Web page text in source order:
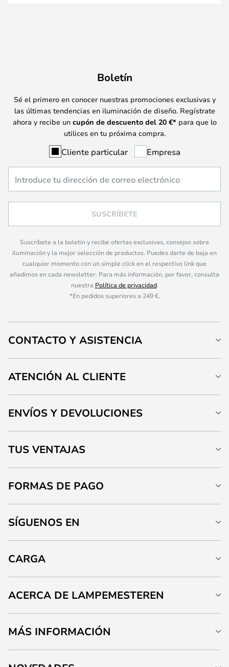
Boletín
Sé el primero en conocer nuestras promociones exclusivas y
las últimas tendencias en iluminación de diseño. Regístrate
ahora y recibe un cupón de descuento del 20 €* para que lo
utilices en tu próxima compra.
Cliente particular Empresa
SUSCRÍBETE
Suscríbete a la boletín y recibe ofertas exclusivas, consejos sobre
iluminación y la mejor selección de productos. Puedes darte de baja en
cualquier momento con un simple click en el respectivo link que
añadimos en cada newsletter. Para más información, por favor, consulta
nuestra Política de privacidad.
*En pedidos superiores a 249 €.
CONTACTO Y ASISTENCIA
ATENCIÓN AL CLIENTE
ENVÍOS Y DEVOLUCIONES
TUS VENTAJAS
FORMAS DE PAGO
SÍGUENOS EN
CARGA
ACERCA DE LAMPEMESTEREN
MÁS INFORMACIÓN